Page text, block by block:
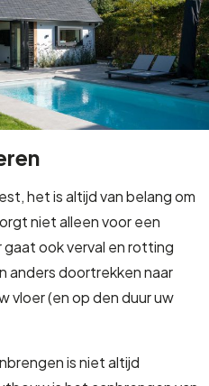
het is altijd van belang om
niet alleen voor een
ook verval en rotting
anders doortrekken naar
vloer (en op den duur uw
is niet altijd